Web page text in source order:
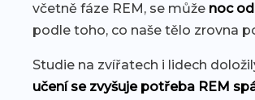
včetně fáze REM, se může noc
podle toho, co naše tělo zrovna
Studie na zvířatech i lidech
učení se zvyšuje potřeba REM